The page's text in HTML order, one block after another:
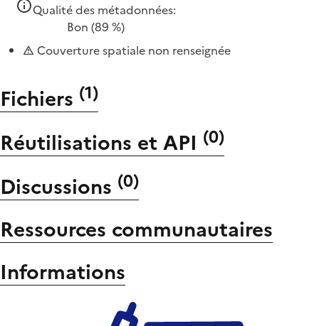
Qualité des métadonnées:
Bon (89 %)
Couverture spatiale non renseignée
Fichiers (1)
Réutilisations et API (0)
Discussions (0)
Ressources communautaires
Informations